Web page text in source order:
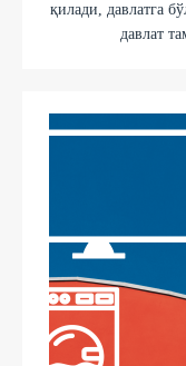
қилади, давлатга
давлат